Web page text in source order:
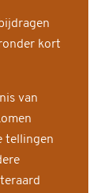
kort
van
tellingen